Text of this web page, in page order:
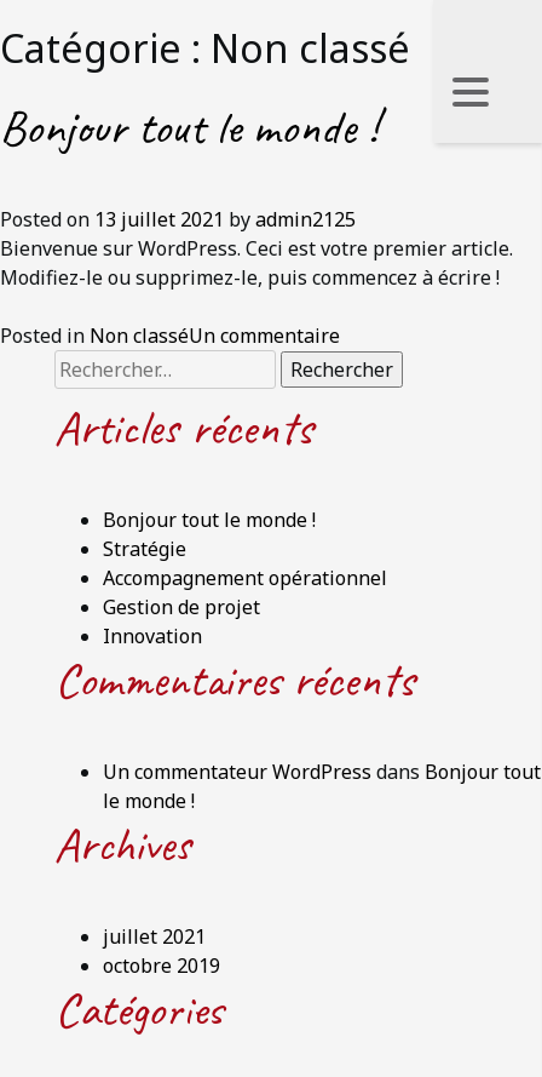
Catégorie : Non classé
Bonjour tout le monde !
Posted on 13 juillet 2021 byadmin2125
Bienvenue sur WordPress. Ceci est votre premier article.
Modifiez-le ou supprimez-le, puis commencez à écrire !
Posted in Non classéUn commentairesur
Bonjour
tout
Rechercher :
Articles récents
Bonjour tout le monde !
Stratégie
Accompagnement opérationnel
Gestion de projet
Innovation
Commentaires récents
Un commentateur WordPress dans Bonjour tout
le monde !
Archives
juillet 2021
octobre 2019
Catégories